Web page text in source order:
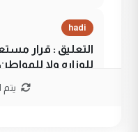
hadi
التعليق : قرار
للوزاره ولا
يتم